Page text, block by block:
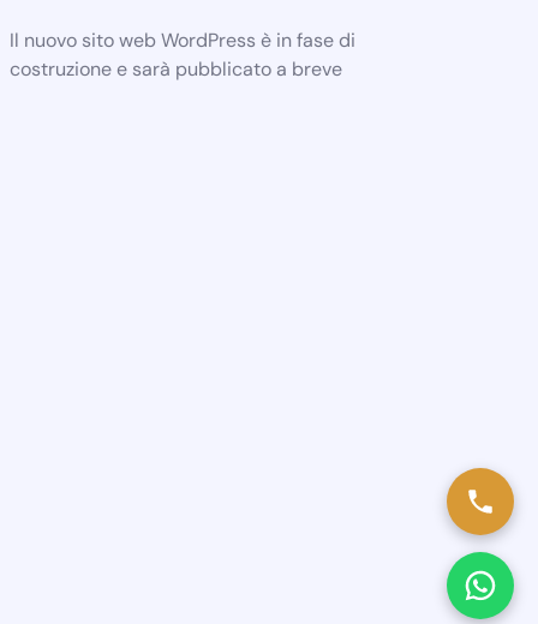
Il nuovo sito web WordPress è in fase di
costruzione e sarà pubblicato a breve